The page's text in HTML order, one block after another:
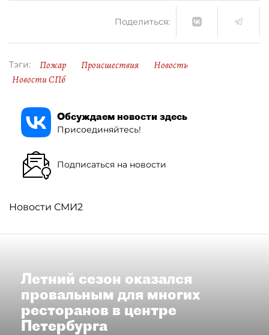
Поделиться:
Тэги: Пожар Происшествия
Новость
Новости СПб
Обсуждаем новости здесь
Присоединяйтесь!
Подписаться на новости
Новости СМИ2
Летний сезон оказался
провальным для многих
ресторанов в центре
Петербурга